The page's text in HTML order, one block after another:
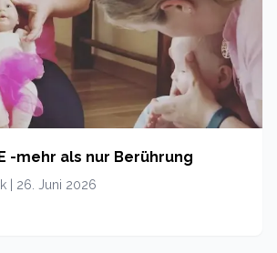
-mehr als nur Berührung
| 26. Juni 2026